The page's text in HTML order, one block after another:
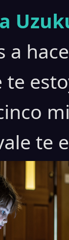
a
te
te